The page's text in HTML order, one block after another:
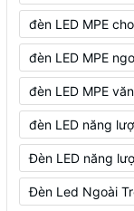
đèn LED MPE
đèn LED MPE
đèn LED MPE
đèn LED năng
Đèn LED năng
Đèn Led Ngoài